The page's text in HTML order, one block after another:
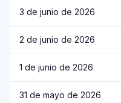
3 de junio de 2026
2 de junio de 2026
1 de junio de 2026
31 de mayo de 2026